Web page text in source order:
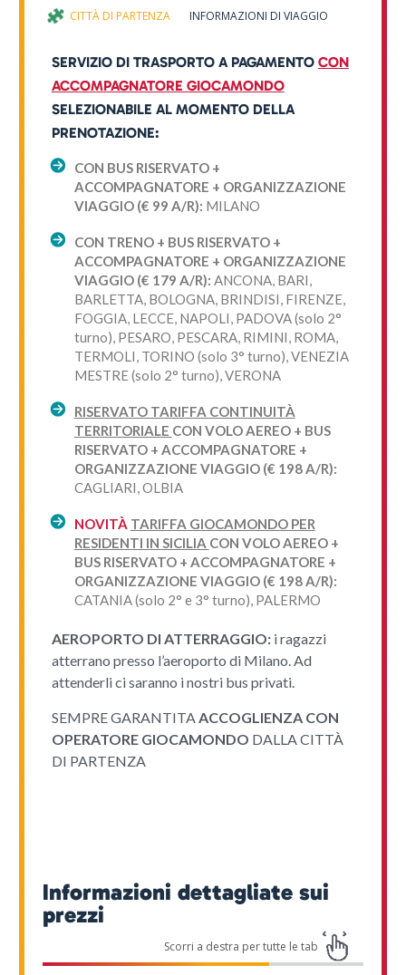
CITTÀ DI PARTENZA INFORMAZIONI DI VIAGGIO
SERVIZIO DI TRASPORTO A PAGAMENTO CON
ACCOMPAGNATORE GIOCAMONDO
SELEZIONABILE AL MOMENTO DELLA
PRENOTAZIONE:
CON BUS RISERVATO +
ACCOMPAGNATORE + ORGANIZZAZIONE
VIAGGIO (€ 99 A/R): MILANO
CON TRENO + BUS RISERVATO +
ACCOMPAGNATORE + ORGANIZZAZIONE
VIAGGIO (€ 179 A/R): ANCONA, BARI,
BARLETTA, BOLOGNA, BRINDISI, FIRENZE,
FOGGIA, LECCE, NAPOLI, PADOVA (solo 2°
turno), PESARO, PESCARA, RIMINI, ROMA,
TERMOLI, TORINO (solo 3° turno), VENEZIA
MESTRE (solo 2° turno), VERONA
RISERVATO TARIFFA CONTINUITÀ
TERRITORIALE CON VOLO AEREO + BUS
RISERVATO + ACCOMPAGNATORE +
ORGANIZZAZIONE VIAGGIO (€ 198 A/R):
CAGLIARI, OLBIA
NOVITÀ TARIFFA GIOCAMONDO PER
RESIDENTI IN SICILIA CON VOLO AEREO +
BUS RISERVATO + ACCOMPAGNATORE +
ORGANIZZAZIONE VIAGGIO (€ 198 A/R):
CATANIA (solo 2° e 3° turno), PALERMO
AEROPORTO DI ATTERRAGGIO:i ragazzi
atterrano presso l’aeroporto di Milano. Ad
attenderli ci saranno i nostri bus privati.
SEMPRE GARANTITAACCOGLIENZA CON
OPERATORE GIOCAMONDO DALLA CITTÀ
DI PARTENZA
Informazioni dettagliate sui
prezzi